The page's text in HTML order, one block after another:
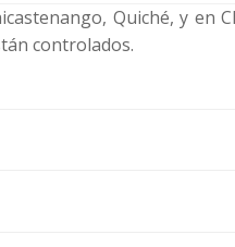
Quiché, y en
controlados.